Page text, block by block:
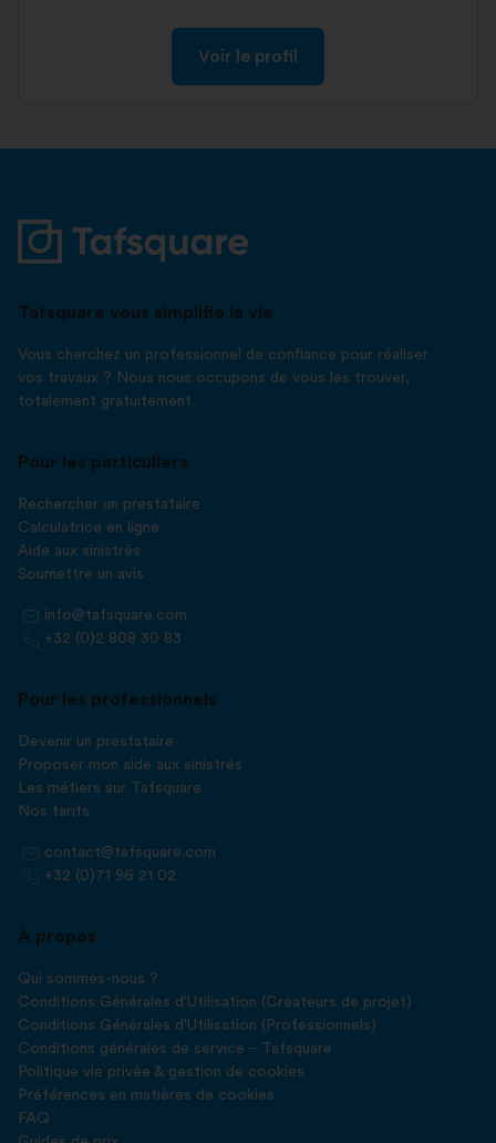
Voir le profil
Tafsquare vous simplifie la vie
Vous cherchez un professionnel de confiance pour réaliser
vos travaux ? Nous nous occupons de vous les trouver,
totalement gratuitement.
Pour les particuliers
Rechercher un prestataire
Calculatrice en ligne
Aide aux sinistrés
Soumettre un avis
info@tafsquare.com
+32 (0)2 808 30 83
Pour les professionnels
Devenir un prestataire
Proposer mon aide aux sinistrés
Les métiers sur Tafsquare
Nos tarifs
contact@tafsquare.com
+32 (0)71 96 21 02
À propos
Qui sommes-nous ?
Conditions Générales d'Utilisation (Créateurs de projet)
Conditions Générales d'Utilisation (Professionnels)
Conditions générales de service – Tafsquare
Politique vie privée & gestion de cookies
Préférences en matières de cookies
FAQ